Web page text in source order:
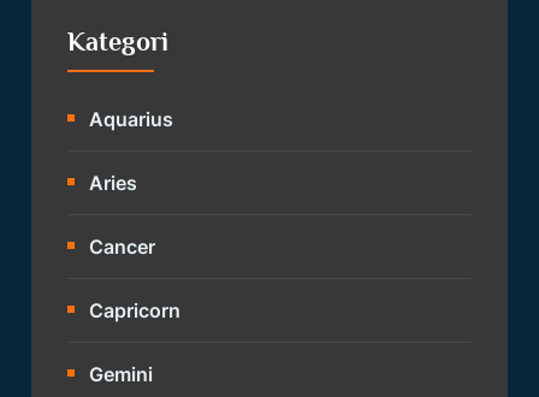
Kategori
Aquarius
Aries
Cancer
Capricorn
Gemini